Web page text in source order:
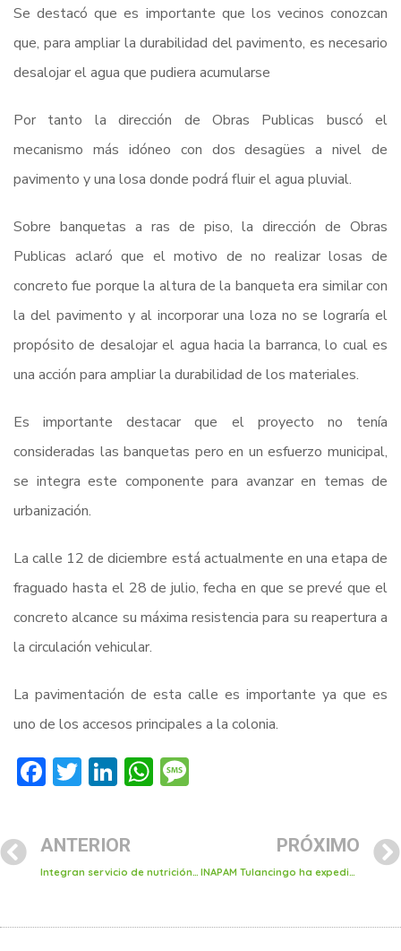
Se destacó que es importante que los vecinos conozcan
que, para ampliar la durabilidad del pavimento, es necesario
desalojar el agua que pudiera acumularse
Por tanto la dirección de Obras Publicas buscó el
mecanismo más idóneo con dos desagües a nivel de
pavimento y una losa donde podrá fluir el agua pluvial.
Sobre banquetas a ras de piso, la dirección de Obras
Publicas aclaró que el motivo de no realizar losas de
concreto fue porque la altura de la banqueta era similar con
la del pavimento y al incorporar una loza no se lograría el
propósito de desalojar el agua hacia la barranca, lo cual es
una acción para ampliar la durabilidad de los materiales.
Es importante destacar que el proyecto no tenía
consideradas las banquetas pero en un esfuerzo municipal,
se integra este componente para avanzar en temas de
urbanización.
La calle 12 de diciembre está actualmente en una etapa de
fraguado hasta el 28 de julio, fecha en que se prevé que el
concreto alcance su máxima resistencia para su reapertura a
la circulación vehicular.
La pavimentación de esta calle es importante ya que es
uno de los accesos principales a la colonia.
Facebook
Twitter
LinkedIn
WhatsApp
ANTERIOR
Integran servicio de nutrición en el CCEF de Tulancingo
PRÓXIMO
INAPAM Tulancingo ha expedido casi 2 mil credenciales con el programa “cerca de ti”